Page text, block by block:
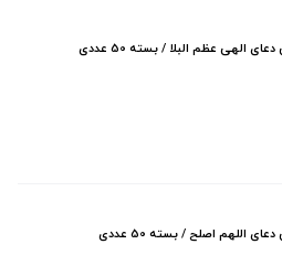
الهی عظم البلا / بسته 50 عددی
اللهم اصلح / بسته 50 عددی